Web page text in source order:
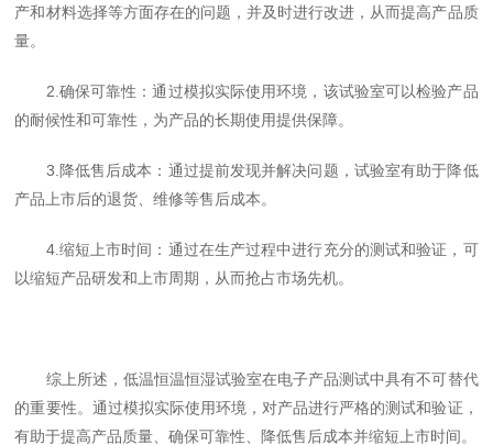
产和材料选择等方面存在的问题，并及时进行改进，从而提高产品质
量。
2.确保可靠性：通过模拟实际使用环境，该试验室可以检验产品
的耐候性和可靠性，为产品的长期使用提供保障。
3.降低售后成本：通过提前发现并解决问题，试验室有助于降低
产品上市后的退货、维修等售后成本。
4.缩短上市时间：通过在生产过程中进行充分的测试和验证，可
以缩短产品研发和上市周期，从而抢占市场先机。
综上所述，低温恒温恒湿试验室在电子产品测试中具有不可替代
的重要性。通过模拟实际使用环境，对产品进行严格的测试和验证，
有助于提高产品质量、确保可靠性、降低售后成本并缩短上市时间。